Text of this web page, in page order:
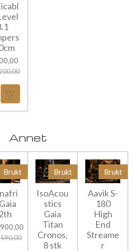
til handlevogn
Annet
Brukt Brukt
IsoAcou
stics
Gaia
Titan
Cronos,
8 stk
Brukt
Aavik S-
180
High
End
Streame
r